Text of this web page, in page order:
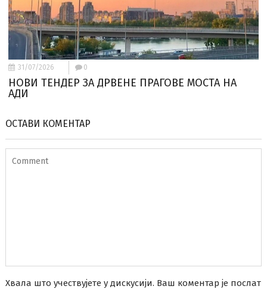
31/07/2026 0
НОВИ ТЕНДЕР ЗА ДРВЕНЕ ПРАГОВЕ МОСТА НА
АДИ
ОСТАВИ КОМЕНТАР
Хвала што учествујете у дискусији. Ваш коментар је послат